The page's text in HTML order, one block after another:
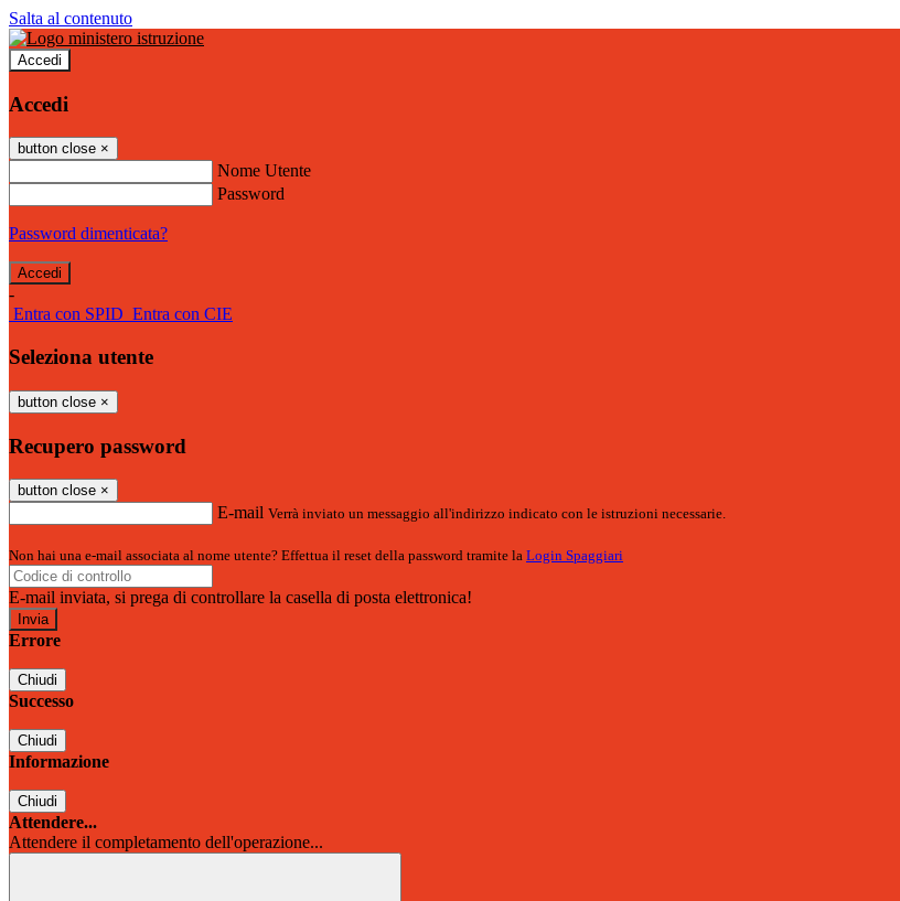
Salta al contenuto
Accedi
Accedi
button close ×
Nome Utente
Password
Password dimenticata?
-
Entra con SPID Entra con CIE
Seleziona utente
button close ×
Recupero password
button close ×
E-mail Verrà inviato un messaggio all'indirizzo indicato con le istruzioni necessarie.
Non hai una e-mail associata al nome utente? Effettua il reset della password tramite la Login Spaggiari
E-mail inviata, si prega di controllare la casella di posta elettronica!
Errore
Chiudi
Successo
Chiudi
Informazione
Chiudi
Attendere...
Attendere il completamento dell'operazione...